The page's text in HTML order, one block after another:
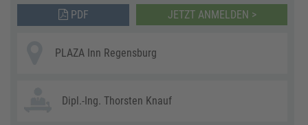
PDF
JETZT ANMELDEN >
PLAZA Inn Regensburg
Dipl.-Ing. Thorsten Knauf